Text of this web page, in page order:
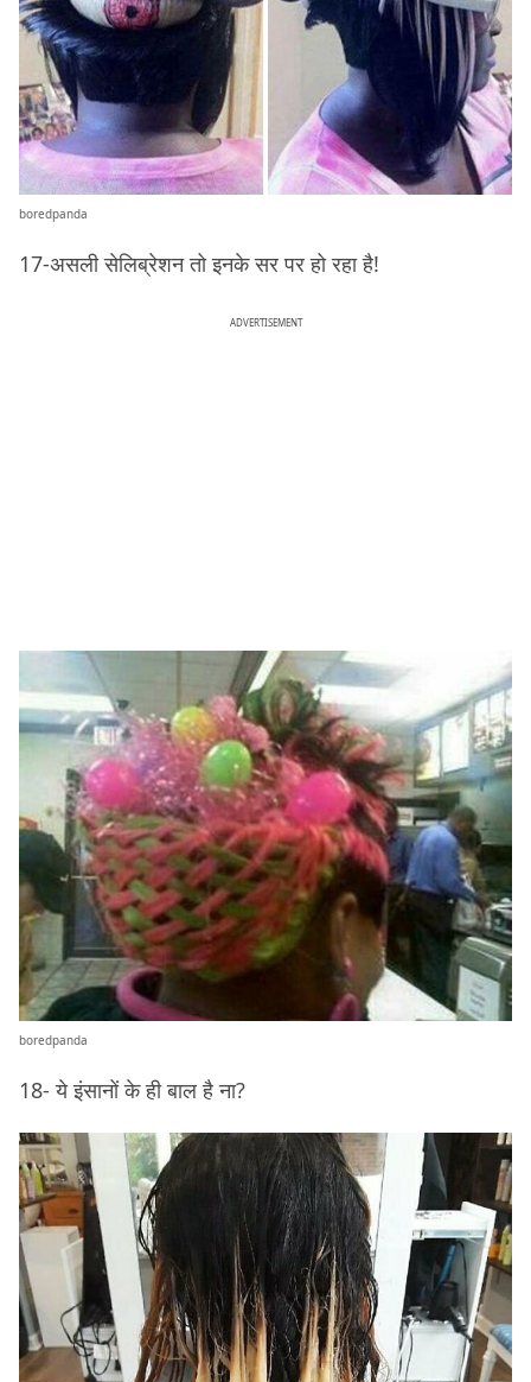
boredpanda
17-असली सेलिब्रेशन तो इनके सर पर हो रहा है!
ADVERTISEMENT
boredpanda
18- ये इंसानों के ही बाल है ना?